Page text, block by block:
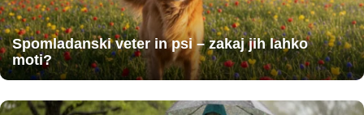
Spomladanski veter in psi – zakaj jih lahko
moti?